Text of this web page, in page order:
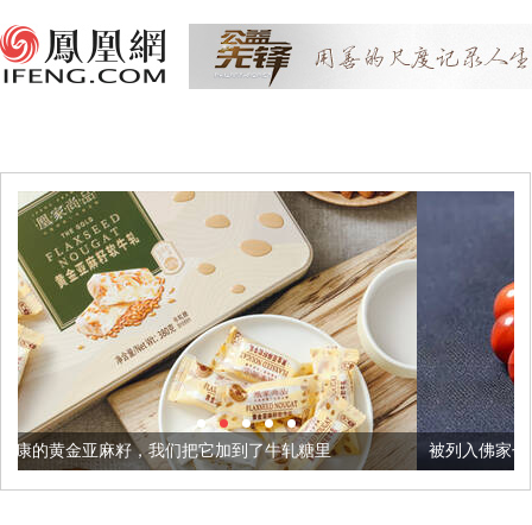
把它加到了牛轧糖里 被列入佛家七宝的它到底有多美？